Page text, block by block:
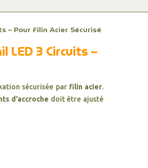
– Pour Filin Acier Sécurisé
LED 3 Circuits –
sécurisée par filin acier.
d’accroche doit être ajusté